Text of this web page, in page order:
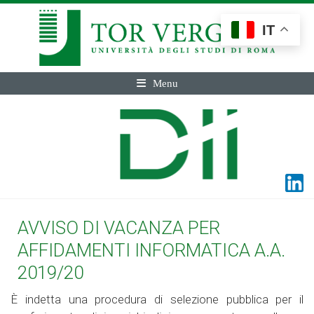
Menu
AVVISO DI VACANZA PER
AFFIDAMENTI INFORMATICA A.A.
2019/20
È indetta una procedura di selezione pubblica per il
IT